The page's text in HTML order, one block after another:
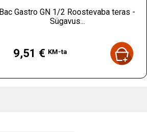
Bac Gastro GN 1/2 Roostevaba teras -
Sügavus...
9,51 € KM-ta